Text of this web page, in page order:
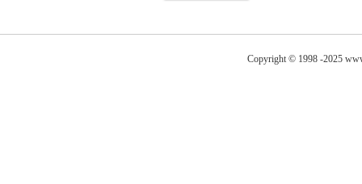
Copyright © 1998 -2025